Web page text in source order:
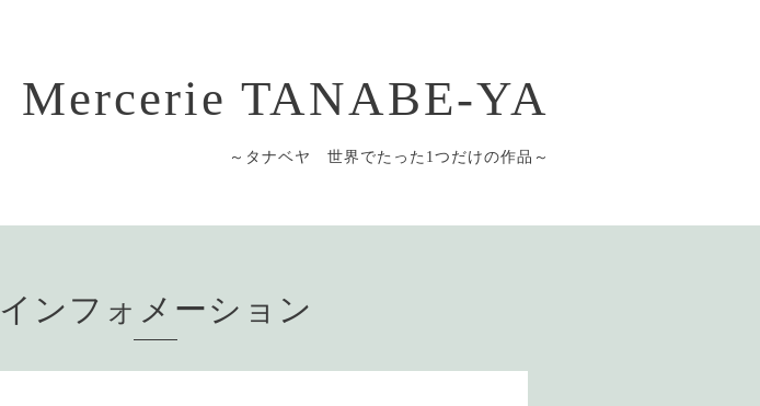
Mercerie TANABE-YA
～タナベヤ 世界でたった1つだけの作品～
インフォメーション